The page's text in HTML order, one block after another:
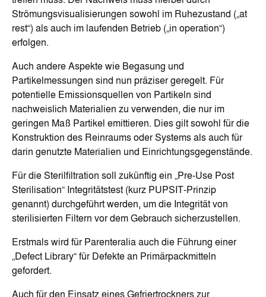
Strömungsvisualisierungen sowohl im Ruhezustand („at
rest“) als auch im laufenden Betrieb („in operation“)
erfolgen.
Auch andere Aspekte wie Begasung und
Partikelmessungen sind nun präziser geregelt. Für
potentielle Emissionsquellen von Partikeln sind
nachweislich Materialien zu verwenden, die nur im
geringen Maß Partikel emittieren. Dies gilt sowohl für die
Konstruktion des Reinraums oder Systems als auch für
darin genutzte Materialien und Einrichtungsgegenstände.
Für die Sterilfiltration soll zukünftig ein „Pre-Use Post
Sterilisation“ Integritätstest (kurz PUPSIT-Prinzip
genannt) durchgeführt werden, um die Integrität von
sterilisierten Filtern vor dem Gebrauch sicherzustellen.
Erstmals wird für Parenteralia auch die Führung einer
„Defect Library“ für Defekte an Primärpackmitteln
gefordert.
Auch für den Einsatz eines Gefriertrockners zur